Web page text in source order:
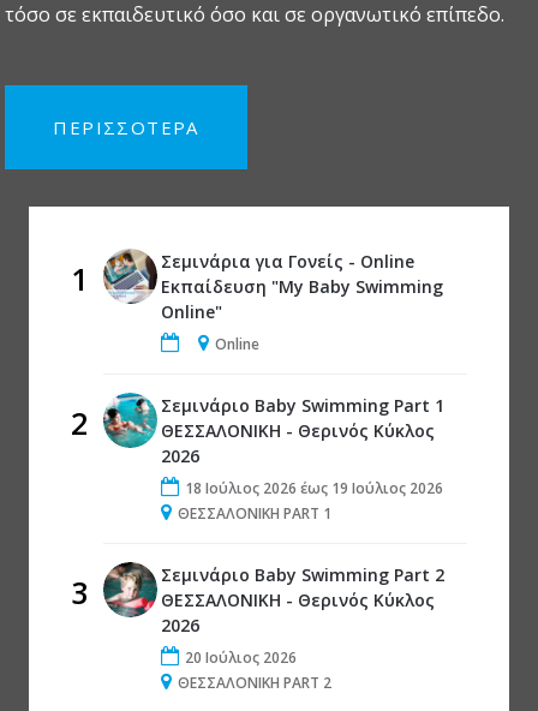
τόσο σε εκπαιδευτικό όσο και σε οργανωτικό επίπεδο.
ΠΕΡΙΣΣΟΤΕΡΑ
1
Σεμινάρια για Γονείς - Online
Εκπαίδευση "My Baby Swimming
Online"
Online
2
Σεμινάριο Baby Swimming Part 1
ΘΕΣΣΑΛΟΝΙΚΗ - Θερινός Κύκλος
2026
18 Ιούλιος 2026 έως 19 Ιούλιος 2026
ΘΕΣΣΑΛΟΝΙΚΗ PART 1
3
Σεμινάριο Baby Swimming Part 2
ΘΕΣΣΑΛΟΝΙΚΗ - Θερινός Κύκλος
2026
20 Ιούλιος 2026
ΘΕΣΣΑΛΟΝΙΚΗ PART 2